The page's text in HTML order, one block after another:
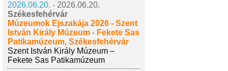
2026.06.20. - 2026.06.20.
Székesfehérvár
Múzeumok Éjszakája 2026 - Szent
István Király Múzeum - Fekete Sas
Patikamúzeum, Székesfehérvár
Szent István Király Múzeum –
Fekete Sas Patikamúzeum